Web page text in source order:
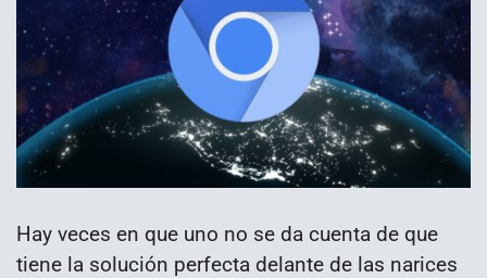
Hay veces en que uno no se da cuenta de que
tiene la solución perfecta delante de las narices